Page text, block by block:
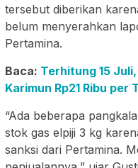
tersebut diberikan
belum menyerahkan
Pertamina.
Baca: Terhitung 15 Juli,
Karimun Rp21 Ribu per
“Ada beberapa
stok gas elpiji 3 kg
sanksi dari Pertamina.